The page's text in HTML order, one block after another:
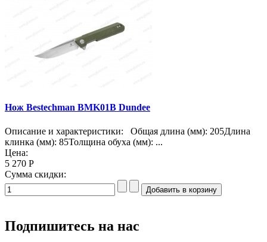
Нож Bestechman BMK01B Dundee
Описание и характеристики: Общая длина (мм): 205Длина
клинка (мм): 85Толщина обуха (мм): ...
Цена:
5 270 Р
Сумма скидки:
Подпишитесь на нас